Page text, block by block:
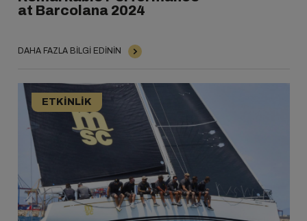
at Barcolana 2024
DAHA FAZLA BILGI EDININ
ETKINLIK